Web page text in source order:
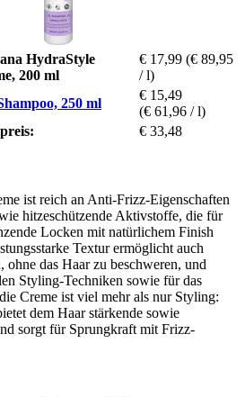
HydraStyle
200 ml
€ 17,99 (€ 89,95
/ l)
250 ml
€ 15,49
(€ 61,96 / l)
€ 33,48
ist reich an Anti-Frizz-Eigenschaften
hitzeschützende Aktivstoffe, die für
Locken mit natürlichem Finish
Textur ermöglicht auch
das Haar zu beschweren, und
Styling-Techniken sowie für das
Creme ist viel mehr als nur Styling:
dem Haar stärkende sowie
sorgt für Sprungkraft mit Frizz-